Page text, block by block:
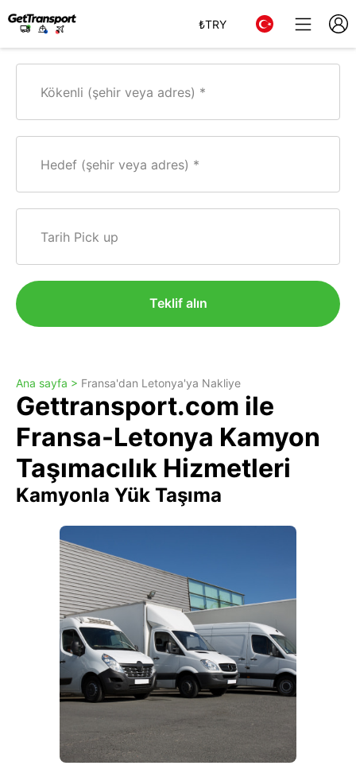
₺TRY
Kökenli (şehir veya adres)
Hedef (şehir veya adres)
Tarih Pick up
Teklif alın
Ana sayfa > Fransa'dan Letonya'ya Nakliye
Gettransport.com ile
Fransa-Letonya Kamyon
Taşımacılık Hizmetleri
Kamyonla Yük Taşıma